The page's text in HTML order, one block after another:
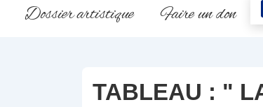
Dossier artistique
Faire un don
TABLEAU : "